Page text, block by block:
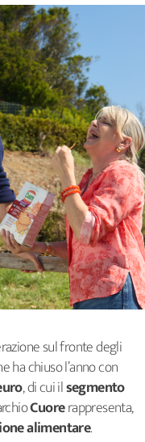
sul fronte degli
ha chiuso l’anno con
, di cui ilsegmento
Cuorerappresenta,
alimentare.